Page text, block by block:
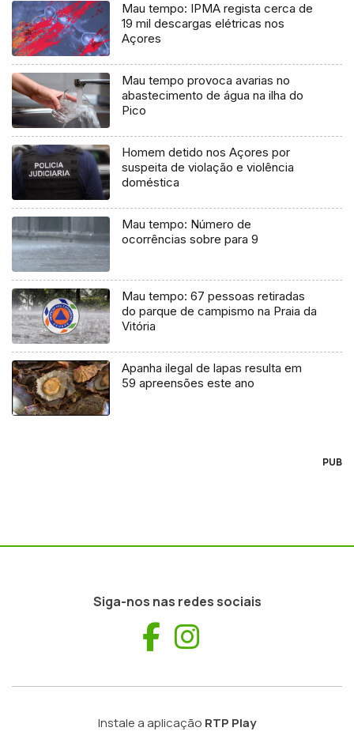
Mau tempo: IPMA regista cerca de
19 mil descargas elétricas nos
Açores
Mau tempo provoca avarias no
abastecimento de água na ilha do
Pico
Homem detido nos Açores por
suspeita de violação e violência
doméstica
Mau tempo: Número de
ocorrências sobre para 9
Mau tempo: 67 pessoas retiradas
do parque de campismo na Praia da
Vitória
Apanha ilegal de lapas resulta em
59 apreensões este ano
PUB
Siga-nos nas redes sociais
Facebook
Instale a aplicação RTP Play